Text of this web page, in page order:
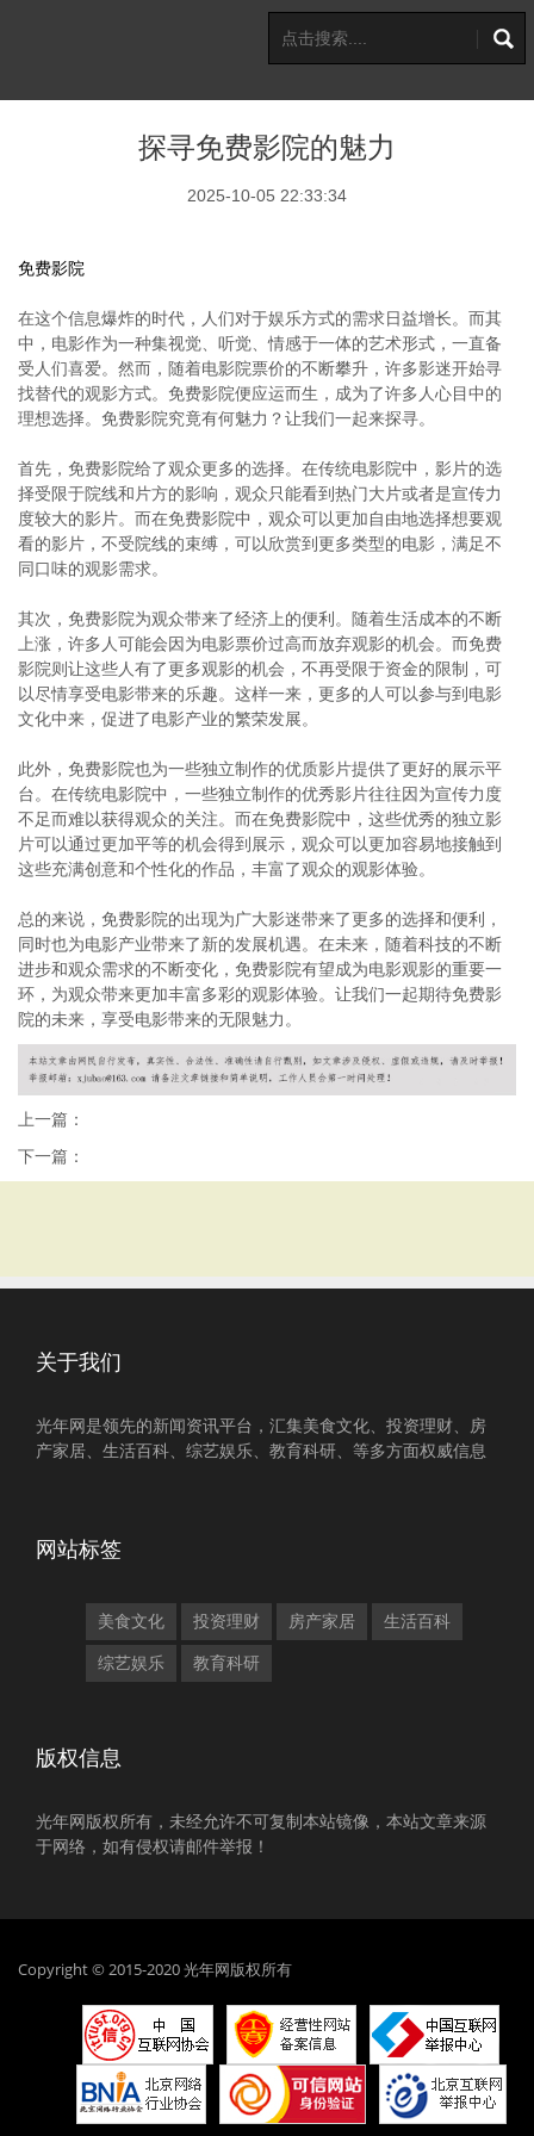
探寻免费影院的魅力
2025-10-05 22:33:34
免费影院
在这个信息爆炸的时代，人们对于娱乐方式的需求日益增长。而其
中，电影作为一种集视觉、听觉、情感于一体的艺术形式，一直备
受人们喜爱。然而，随着电影院票价的不断攀升，许多影迷开始寻
找替代的观影方式。免费影院便应运而生，成为了许多人心目中的
理想选择。免费影院究竟有何魅力？让我们一起来探寻。
首先，免费影院给了观众更多的选择。在传统电影院中，影片的选
择受限于院线和片方的影响，观众只能看到热门大片或者是宣传力
度较大的影片。而在免费影院中，观众可以更加自由地选择想要观
看的影片，不受院线的束缚，可以欣赏到更多类型的电影，满足不
同口味的观影需求。
其次，免费影院为观众带来了经济上的便利。随着生活成本的不断
上涨，许多人可能会因为电影票价过高而放弃观影的机会。而免费
影院则让这些人有了更多观影的机会，不再受限于资金的限制，可
以尽情享受电影带来的乐趣。这样一来，更多的人可以参与到电影
文化中来，促进了电影产业的繁荣发展。
此外，免费影院也为一些独立制作的优质影片提供了更好的展示平
台。在传统电影院中，一些独立制作的优秀影片往往因为宣传力度
不足而难以获得观众的关注。而在免费影院中，这些优秀的独立影
片可以通过更加平等的机会得到展示，观众可以更加容易地接触到
这些充满创意和个性化的作品，丰富了观众的观影体验。
总的来说，免费影院的出现为广大影迷带来了更多的选择和便利，
同时也为电影产业带来了新的发展机遇。在未来，随着科技的不断
进步和观众需求的不断变化，免费影院有望成为电影观影的重要一
环，为观众带来更加丰富多彩的观影体验。让我们一起期待免费影
院的未来，享受电影带来的无限魅力。
上一篇：
下一篇：
关于我们
光年网是领先的新闻资讯平台，汇集美食文化、投资理财、房
产家居、生活百科、综艺娱乐、教育科研、等多方面权威信息
网站标签
美食文化 投资理财 房产家居 生活百科
综艺娱乐 教育科研
版权信息
光年网版权所有，未经允许不可复制本站镜像，本站文章来源
于网络，如有侵权请邮件举报！
Copyright © 2015-2020 光年网版权所有